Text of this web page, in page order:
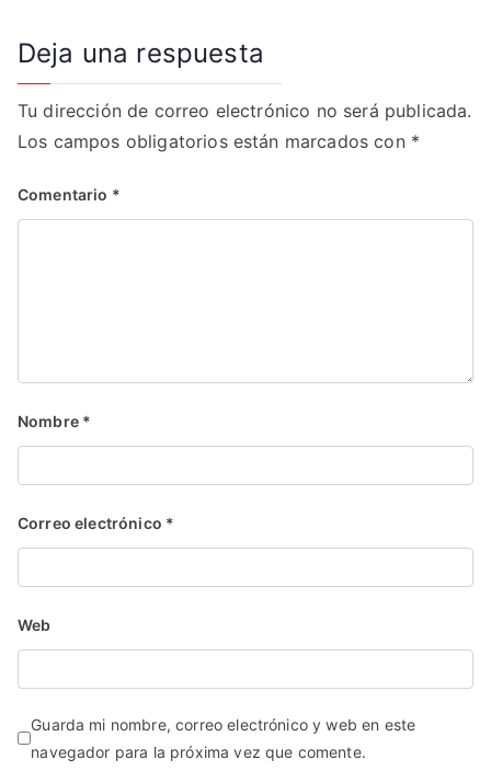
Deja una respuesta
Tu dirección de correo electrónico no será publicada.
Los campos obligatorios están marcados con *
Comentario *
Nombre *
Correo electrónico *
Web
Guarda mi nombre, correo electrónico y web en este
navegador para la próxima vez que comente.